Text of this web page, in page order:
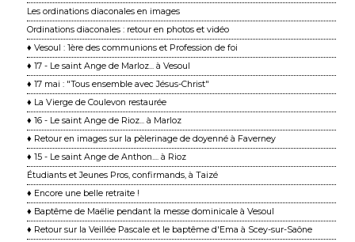
Les ordinations diaconales en images
Ordinations diaconales : retour en photos et vidéo
♦ Vesoul : 1ère des communions et Profession de foi
♦ 17 - Le saint Ange de Marloz... à Vesoul
♦ 17 mai : "Tous ensemble avec Jésus-Christ"
♦ La Vierge de Coulevon restaurée
♦ 16 - Le saint Ange de Rioz... à Marloz
♦ Retour en images sur la pèlerinage de doyenné à Faverney
♦ 15 - Le saint Ange de Anthon.... à Rioz
Étudiants et Jeunes Pros, confirmands, à Taizé
♦ Encore une belle retraite !
♦ Baptême de Maëlie pendant la messe dominicale à Vesoul
♦ Retour sur la Veillée Pascale et le baptême d'Ema à Scey-sur-Saône